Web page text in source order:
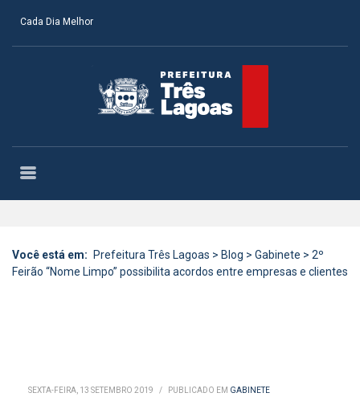
Cada Dia Melhor
Você está em: Prefeitura Três Lagoas > Blog > Gabinete > 2º
Feirão “Nome Limpo” possibilita acordos entre empresas e clientes
SEXTA-FEIRA, 13 SETEMBRO 2019 / PUBLICADO EM GABINETE